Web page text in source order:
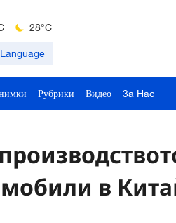
28°C
Language
Рубрики Видео 3a Hac
в